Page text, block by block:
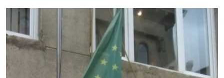
Вернутся
поиску
КАВКАЗ.РЕАЛИИ
СЕВЕР.РЕАЛИИ
СИБИРЬ.РЕАЛИИ
РАСПИСАНИЕ ВЕЩАНИЯ